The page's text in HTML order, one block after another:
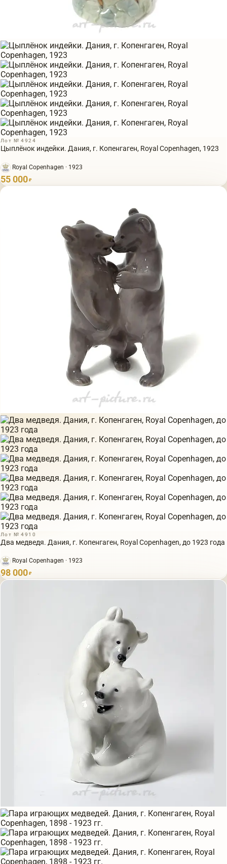
Лот № 4924
Цыплёнок индейки. Дания, г. Копенгаген, Royal Copenhagen, 1923
Royal Copenhagen · 1923
55 000 ₽
Лот № 4910
Два медведя. Дания, г. Копенгаген, Royal Copenhagen, до 1923 года
Royal Copenhagen · 1923
98 000 ₽